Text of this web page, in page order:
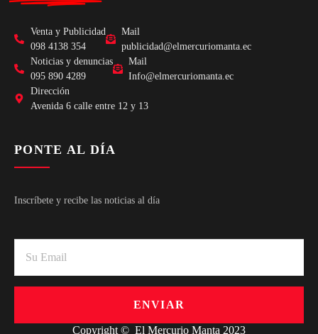
Venta y Publicidad
098 4138 354
Mail
publicidad@elmercuriomanta.ec
Noticias y denuncias
095 890 4289
Mail
Info@elmercuriomanta.ec
Dirección
Avenida 6 calle entre 12 y 13
PONTE AL DÍA
Inscríbete y recibe las noticias al día
ENVIAR
Copyright © El Mercurio Manta 2023